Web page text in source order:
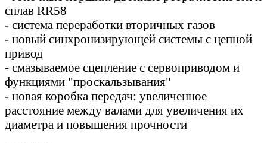
сплав RR58
- система переработки вторичных газов
- новый синхронизирующей системы с цепной
привод
- смазываемое сцепление с сервоприводом и
функциями "проскальзывания"
- новая коробка передач: увеличенное
расстояние между валами для увеличения их
диаметра и повышения прочности